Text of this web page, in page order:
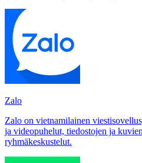
Zalo
Zalo on vietnamilainen
ja videopuhelut, tiedostojen ja
ryhmäkeskustelut.